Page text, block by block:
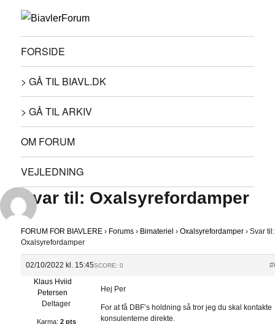
FORSIDE
> GÅ TIL BIAVL.DK
> GÅ TIL ARKIV
OM FORUM
VEJLEDNING
Svar til: Oxalsyrefordamper
FORUM FOR BIAVLERE › Forums › Bimateriel › Oxalsyrefordamper › Svar til:
Oxalsyrefordamper
02/10/2022 kl. 15:45SCORE: 0
Klaus Hviid
Petersen
Deltager
Karma: 2 pts
Hej Per
For at få DBF’s holdning så tror jeg du skal kontakte
konsulenterne direkte.